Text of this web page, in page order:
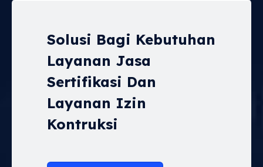
Solusi Bagi Kebutuhan
Layanan Jasa
Sertifikasi Dan
Layanan Izin
Kontruksi